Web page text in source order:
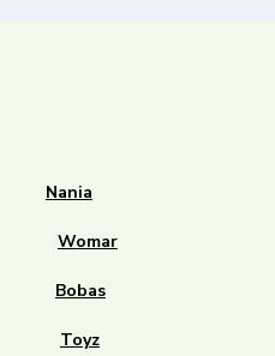
Nania
Womar
Bobas
Toyz